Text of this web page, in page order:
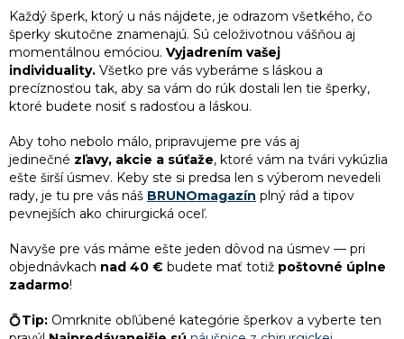
Najlepší darček pre kamarátku 1
Darček pre kolegyňu 1
Darček k 45. narodeninám pre ženu
Darček pre nevestu 1
Vianočné darčeky pre sestru
Vianočné darčeky pre kolegyne 1
sob
sova 4
škorpión 2
vážka 6
včela 1
vlk 1
Každý šperk, ktorý u nás nájdete, je odrazom všetkého, čo
šperky skutočne znamenajú. Sú celoživotnou vášňou aj
momentálnou emóciou. Vyjadrením vašej
individuality. Všetko pre vás vyberáme s láskou a
precíznosťou tak, aby sa vám do rúk dostali len tie šperky,
ktoré budete nosiť s radosťou a láskou.
Aby toho nebolo málo, pripravujeme pre vás aj
jedinečné zľavy, akcie a súťaže, ktoré vám na tvári vykúzlia
ešte širší úsmev. Keby ste si predsa len s výberom nevedeli
rady, je tu pre vás náš BRUNOmagazín plný rád a tipov
pevnejších ako chirurgická oceľ.
Navyše pre vás máme ešte jeden dôvod na úsmev — pri
objednávkach nad 40 € budete mať totiž poštovné úplne
zadarmo!
💍Tip: Omrknite obľúbené kategórie šperkov a vyberte ten